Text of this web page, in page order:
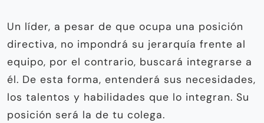
Un líder, a pesar de que ocupa una posición
directiva, no impondrá su jerarquía frente al
equipo, por el contrario, buscará integrarse a
él. De esta forma, entenderá sus necesidades,
los talentos y habilidades que lo integran. Su
posición será la de tu colega.